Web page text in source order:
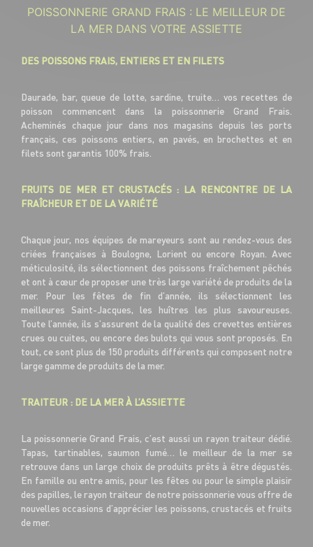
POISSONNERIE GRAND FRAIS : LE MEILLEUR DE
LA MER DANS VOTRE ASSIETTE
DES POISSONS FRAIS, ENTIERS ET EN FILETS
Daurade, bar, queue de lotte, sardine, truite… vos recettes de
poisson commencent dans la poissonnerie Grand Frais.
Acheminés chaque jour dans nos magasins depuis les ports
français, ces poissons entiers, en pavés, en brochettes et en
filets sont garantis 100% frais.
FRUITS DE MER ET CRUSTACÉS : LA RENCONTRE DE LA
FRAÎCHEUR ET DE LA VARIÉTÉ
Chaque jour, nos équipes de mareyeurs sont au rendez-vous des
criées françaises à Boulogne, Lorient ou encore Royan. Avec
méticulosité, ils sélectionnent des poissons fraîchement pêchés
et ont à cœur de proposer une très large variété de produits de la
mer. Pour les fêtes de fin d’année, ils sélectionnent les
meilleures Saint-Jacques, les huîtres les plus savoureuses.
Toute l’année, ils s’assurent de la qualité des crevettes entières
crues ou cuites, ou encore des bulots qui vous sont proposés. En
tout, ce sont plus de 150 produits différents qui composent notre
large gamme de produits de la mer.
TRAITEUR : DE LA MER À L’ASSIETTE
La poissonnerie Grand Frais, c’est aussi un rayon traiteur dédié.
Tapas, tartinables, saumon fumé… le meilleur de la mer se
retrouve dans un large choix de produits prêts à être dégustés.
En famille ou entre amis, pour les fêtes ou pour le simple plaisir
des papilles, le rayon traiteur de notre poissonnerie vous offre de
nouvelles occasions d’apprécier les poissons, crustacés et fruits
de mer.